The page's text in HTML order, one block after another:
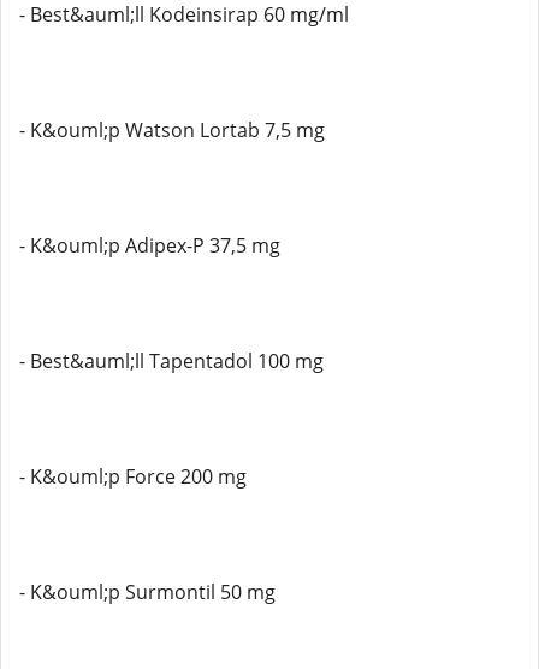
- Best&auml;ll Kodeinsirap 60 mg/ml
- K&ouml;p Watson Lortab 7,5 mg
- K&ouml;p Adipex-P 37,5 mg
- Best&auml;ll Tapentadol 100 mg
- K&ouml;p Force 200 mg
- K&ouml;p Surmontil 50 mg